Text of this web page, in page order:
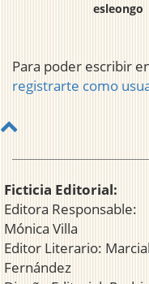
esleongo
Para poder escribir
registrarte como
Ficticia Editorial:
Editora Responsable:
Mónica Villa
Editor Literario: Marcial
Fernández